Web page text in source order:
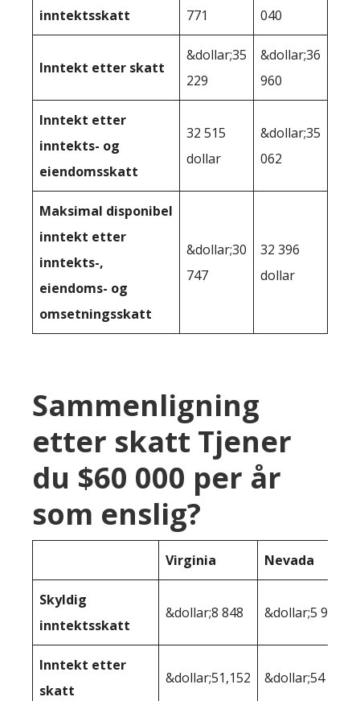
inntektsskatt
771
040
Inntekt etter skatt
&dollar;35
229
&dollar;36
960
Inntekt etter
inntekts- og
eiendomsskatt
32 515
dollar
&dollar;35
062
Maksimal disponibel
inntekt etter
inntekts-,
eiendoms- og
omsetningsskatt
&dollar;30
747
32 396
dollar
Sammenligning
etter skatt Tjener
du $60 000 per år
som enslig?
Virginia Nevada
Skyldig
inntektsskatt
&dollar;8 848 &dollar;5 968
Inntekt etter
skatt
&dollar;51,152 &dollar;54 032